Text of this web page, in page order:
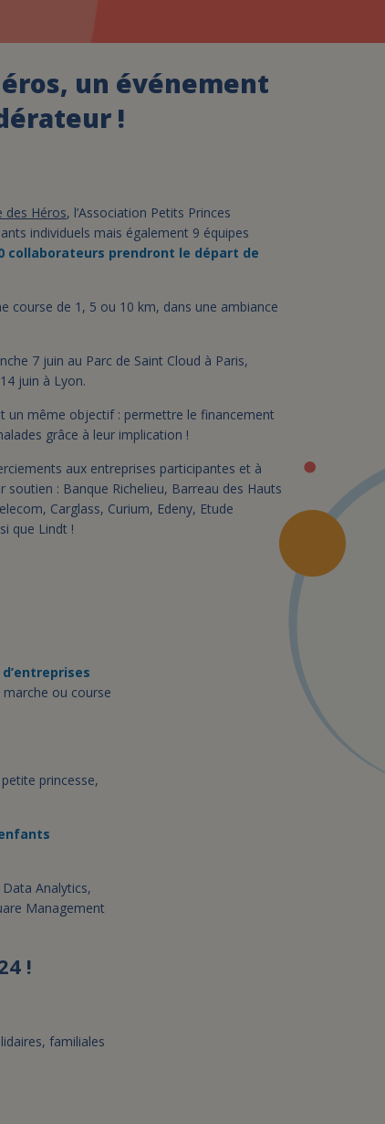
un événement
!
des Héros, l’Association Petits Princes
individuels mais également 9 équipes
collaborateurs prendront le départ de
course de 1, 5 ou 10 km, dans une ambiance
7 juin au Parc de Saint Cloud à Paris,
juin à Lyon.
un même objectif : permettre le financement
grâce à leur implication !
aux entreprises participantes et à
: Banque Richelieu, Barreau des Hauts
Carglass, Curium, Edeny, Etude
que Lindt !
marche ou course
princesse,
Analytics,
Management
!
familiales